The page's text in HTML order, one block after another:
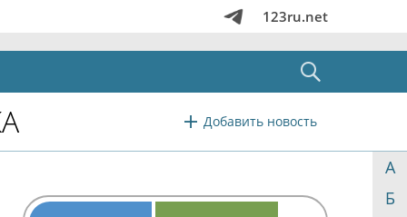
123ru.net
Добавить новость
А
Б